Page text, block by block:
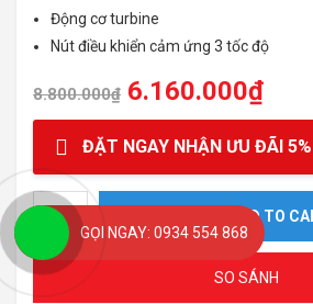
Động cơ turbine
Nút điều khiển cảm ứng 3 tốc độ
8.800.000₫ 6.160.000₫
ĐẶT NGAY NHẬN ƯU ĐÃI
Hút mùi Binova BI-30-GT-07/BI-30-GT-09
ADD TO
SO SÁNH
GỌI NGAY: 0934 554 868